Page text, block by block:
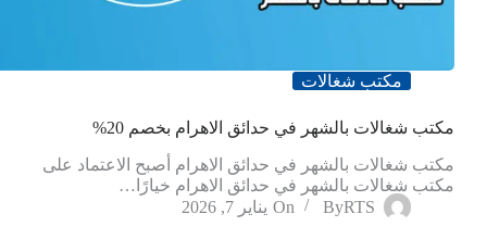
مكتب شغالات
مكتب شغالات بالشهر في حدائق الاهرام بخصم 20%
مكتب شغالات بالشهر في حدائق الاهرام أصبح الاعتماد على
مكتب شغالات بالشهر في حدائق الاهرام خيارًا…
ByRTS
On يناير 7, 2026